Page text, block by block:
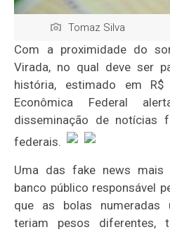
Tomaz Silva
Com a proximidade do
Virada, no qual deve ser
história, estimado em
Econômica Federal
disseminação de notícias
federais.
Uma das fake news mais
banco público responsável
que as bolas numeradas
teriam pesos diferentes,